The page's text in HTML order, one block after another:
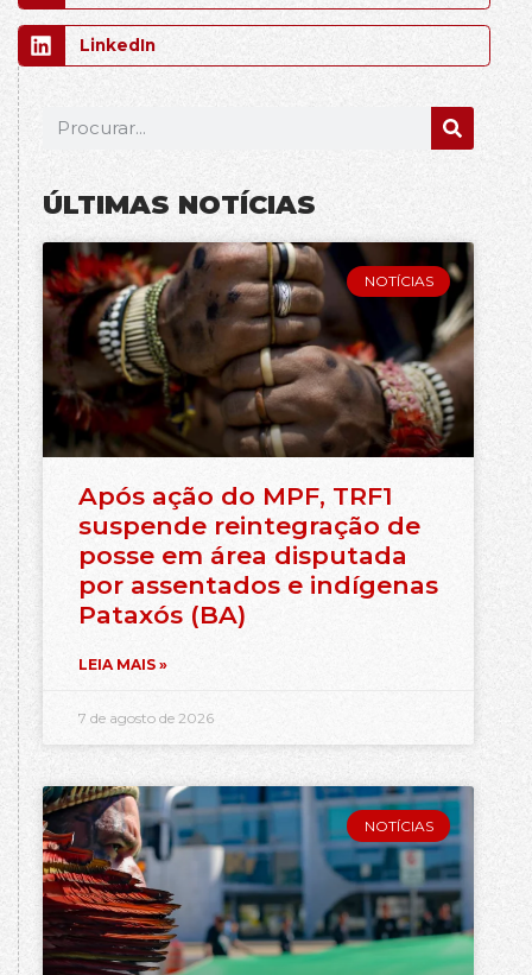
LinkedIn
ÚLTIMAS NOTÍCIAS
NOTÍCIAS
Após ação do MPF, TRF1
suspende reintegração de
posse em área disputada
por assentados e indígenas
Pataxós (BA)
LEIA MAIS »
7 de agosto de 2026
NOTÍCIAS